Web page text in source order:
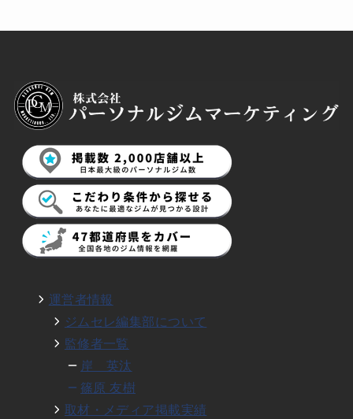
運営者情報
ジムセレ編集部について
監修者一覧
岸 英汰
篠原 友樹
取材・メディア掲載実績